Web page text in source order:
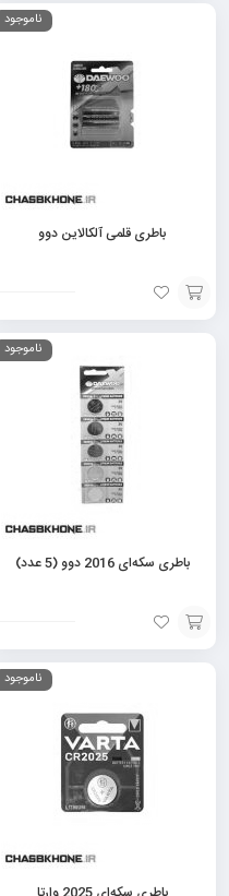
ناموجود
باطری قلمی آلکالاین دوو
افزودن
ناموجود
باطری سکه‌ای 2016 دوو (5 عدد)
افزودن
ناموجود